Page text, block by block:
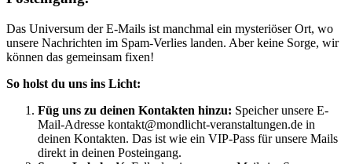
Das Universum der E-Mails ist manchmal ein mysteriöser Ort, wo
unsere Nachrichten im Spam-Verlies landen. Aber keine Sorge, wir
können das gemeinsam fixen!
So holst du uns ins Licht:
Füg uns zu deinen Kontakten hinzu: Speicher unsere E-
Mail-Adresse kontakt@mondlicht-veranstaltungen.de in
deinen Kontakten. Das ist wie ein VIP-Pass für unsere Mails
direkt in deinen Posteingang.